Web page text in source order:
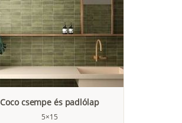
Coco csempe és padlólap
5×15